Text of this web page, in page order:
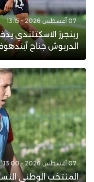
07 أغسطس 2026 - 13:15
رينجرز الاسكتلندي
الدريوش جناح
07 أغسطس 2026 - 13:00
المنتخب الوطني